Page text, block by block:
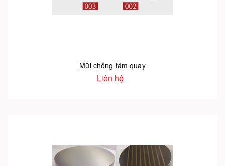
Mũi chống tâm quay
Liên hệ